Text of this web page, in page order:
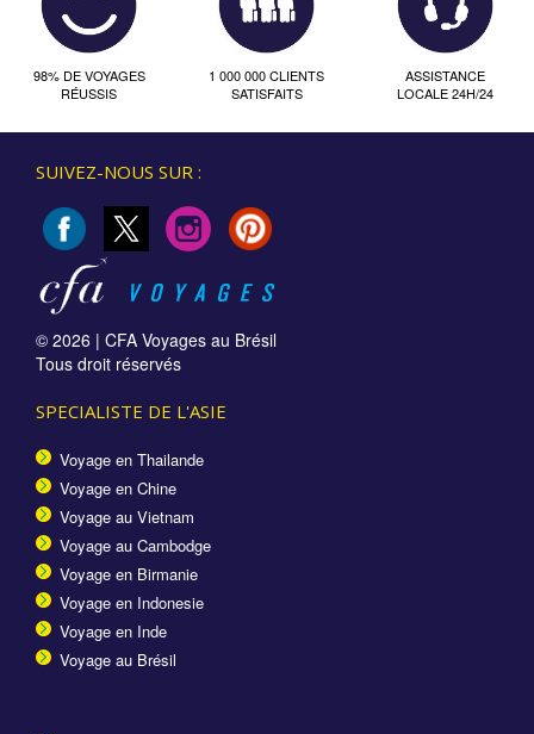
98% DE VOYAGES
RÉUSSIS
1 000 000 CLIENTS
SATISFAITS
ASSISTANCE
LOCALE 24H/24
SUIVEZ-NOUS SUR :
© 2026 | CFA Voyages au Brésil
Tous droit réservés
SPECIALISTE DE L'ASIE
Voyage en Thailande
Voyage en Chine
Voyage au Vietnam
Voyage au Cambodge
Voyage en Birmanie
Voyage en Indonesie
Voyage en Inde
Voyage au Brésil